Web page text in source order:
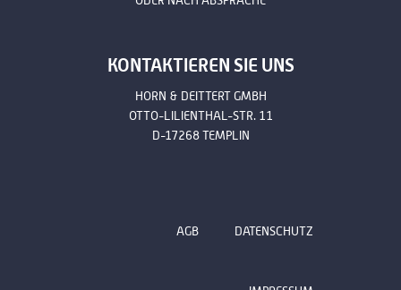
KONTAKTIEREN SIE UNS
HORN & DEITTERT GMBH
OTTO-LILIENTHAL-STR. 11
D-17268 TEMPLIN
AGB DATENSCHUTZ